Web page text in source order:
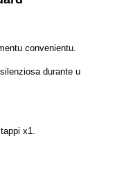
convenientu.
durante u
x1.